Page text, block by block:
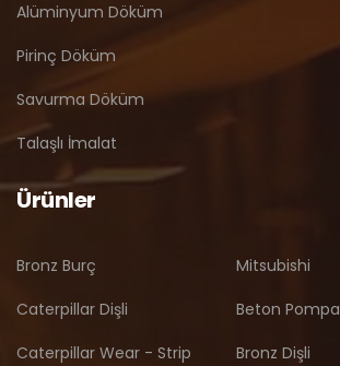
Alüminyum Döküm
Pirinç Döküm
Savurma Döküm
Talaşlı İmalat
Ürünler
Bronz Burç
Caterpillar Dişli
Caterpillar Wear - Strip
Mitsubishi
Beton
Bronz Dişli